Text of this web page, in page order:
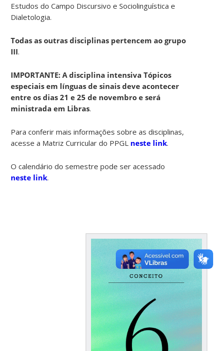
Estudos do Campo Discursivo e Sociolinguística e
Dialetologia.
Todas as outras disciplinas pertencem ao grupo
III.
IMPORTANTE: A disciplina intensiva Tópicos
especiais em línguas desinaisdeve acontecer
entre os dias 21 e 25 de novembro e será
ministrada em Libras.
Para conferir mais informações sobre as disciplinas,
acesse a Matriz Curricular do PPGL neste link.
O calendário do semestre pode ser acessado
neste link.